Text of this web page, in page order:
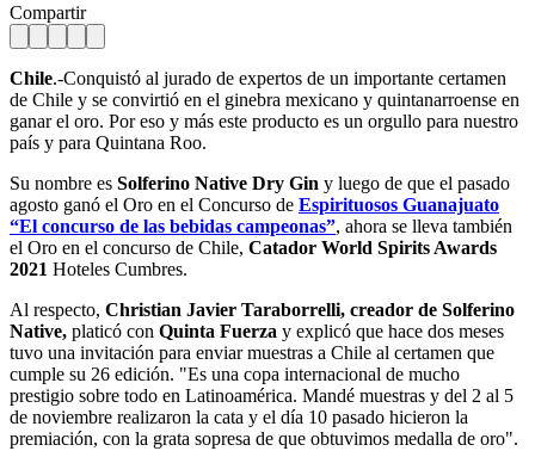
Compartir
Chile.-Conquistó al jurado de expertos de un importante certamen
de Chile y se convirtió en el ginebra mexicano y quintanarroense en
ganar el oro. Por eso y más este producto es un orgullo para nuestro
país y para Quintana Roo.
Su nombre es Solferino Native Dry Gin y luego de que el pasado
agosto ganó el Oro en el Concurso de Espirituosos Guanajuato
“El concurso de las bebidas campeonas”, ahora se lleva también
el Oro en el concurso de Chile, Catador World Spirits Awards
2021 Hoteles Cumbres.
Al respecto, Christian Javier Taraborrelli, creador de Solferino
Native, platicó con Quinta Fuerza y explicó que hace dos meses
tuvo una invitación para enviar muestras a Chile al certamen que
cumple su 26 edición. "Es una copa internacional de mucho
prestigio sobre todo en Latinoamérica. Mandé muestras y del 2 al 5
de noviembre realizaron la cata y el día 10 pasado hicieron la
premiación, con la grata sopresa de que obtuvimos medalla de oro".